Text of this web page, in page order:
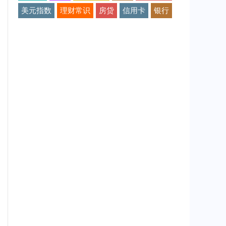
美元指数 理财常识 房贷 信用卡 银行